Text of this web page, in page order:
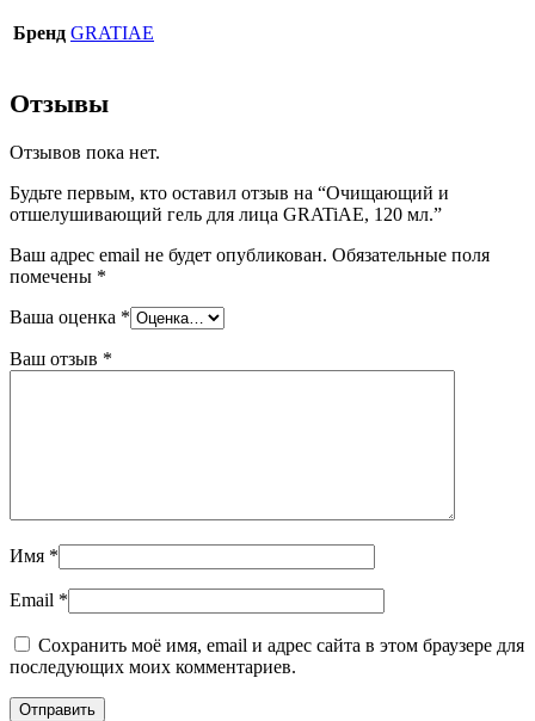
Бренд GRATIAE
Отзывы
Отзывов пока нет.
Будьте первым, кто оставил отзыв на “Очищающий и
отшелушивающий гель для лица GRATiAE, 120 мл.”
Ваш адрес email не будет опубликован. Обязательные поля
помечены *
Ваша оценка *
Ваш отзыв *
Имя *
Email *
Сохранить моё имя, email и адрес сайта в этом браузере для
последующих моих комментариев.